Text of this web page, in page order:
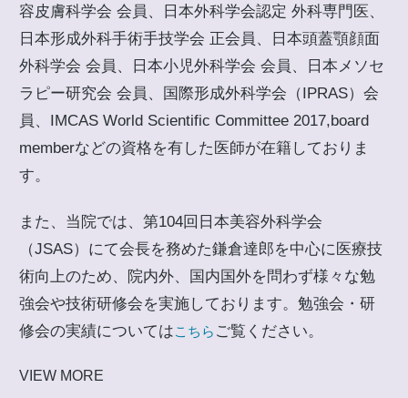
容皮膚科学会 会員、日本外科学会認定 外科専門医、
日本形成外科手術手技学会 正会員、日本頭蓋顎顔面
外科学会 会員、日本小児外科学会 会員、日本メソセ
ラピー研究会 会員、国際形成外科学会（IPRAS）会
員、IMCAS World Scientific Committee 2017,board
memberなどの資格を有した医師が在籍しておりま
す。
また、当院では、第104回日本美容外科学会
（JSAS）にて会長を務めた鎌倉達郎を中心に医療技
術向上のため、院内外、国内国外を問わず様々な勉
強会や技術研修会を実施しております。勉強会・研
修会の実績についてはこちら ご覧ください。
VIEW MORE